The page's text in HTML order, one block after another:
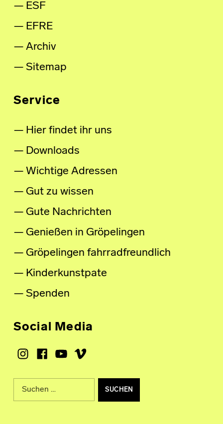
ESF
EFRE
Archiv
Sitemap
Service
Hier findet ihr uns
Downloads
Wichtige Adressen
Gut zu wissen
Gute Nachrichten
Genießen in Gröpelingen
Gröpelingen fahrradfreundlich
Kinderkunstpate
Spenden
Social Media
Instagram
Facebook
Youtube
Vimeo
Suche nach: